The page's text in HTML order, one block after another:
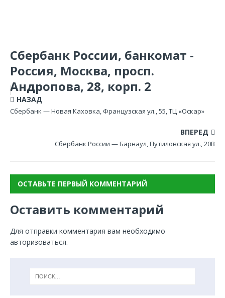
Сбербанк России, банкомат -
Россия, Москва, просп.
Андропова, 28, корп. 2
НАЗАД
Сбербанк — Новая Каховка, Французская ул., 55, ТЦ «Оскар»
ВПЕРЕД
Сбербанк России — Барнаул, Путиловская ул., 20В
ОСТАВЬТЕ ПЕРВЫЙ КОММЕНТАРИЙ
Оставить комментарий
Для отправки комментария вам необходимо
авторизоваться.